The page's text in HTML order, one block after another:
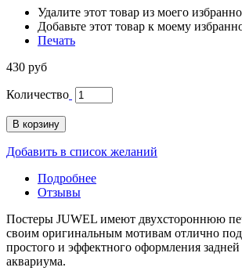
Удалите этот товар из моего
Добавьте этот товар к моему
Печать
430 руб
Количество
В корзину
Добавить в список желаний
Подробнее
Отзывы
Постеры JUWEL имеют двухстороннюю
своим оригинальным мотивам отлично
простого и эффектного оформления
аквариума.